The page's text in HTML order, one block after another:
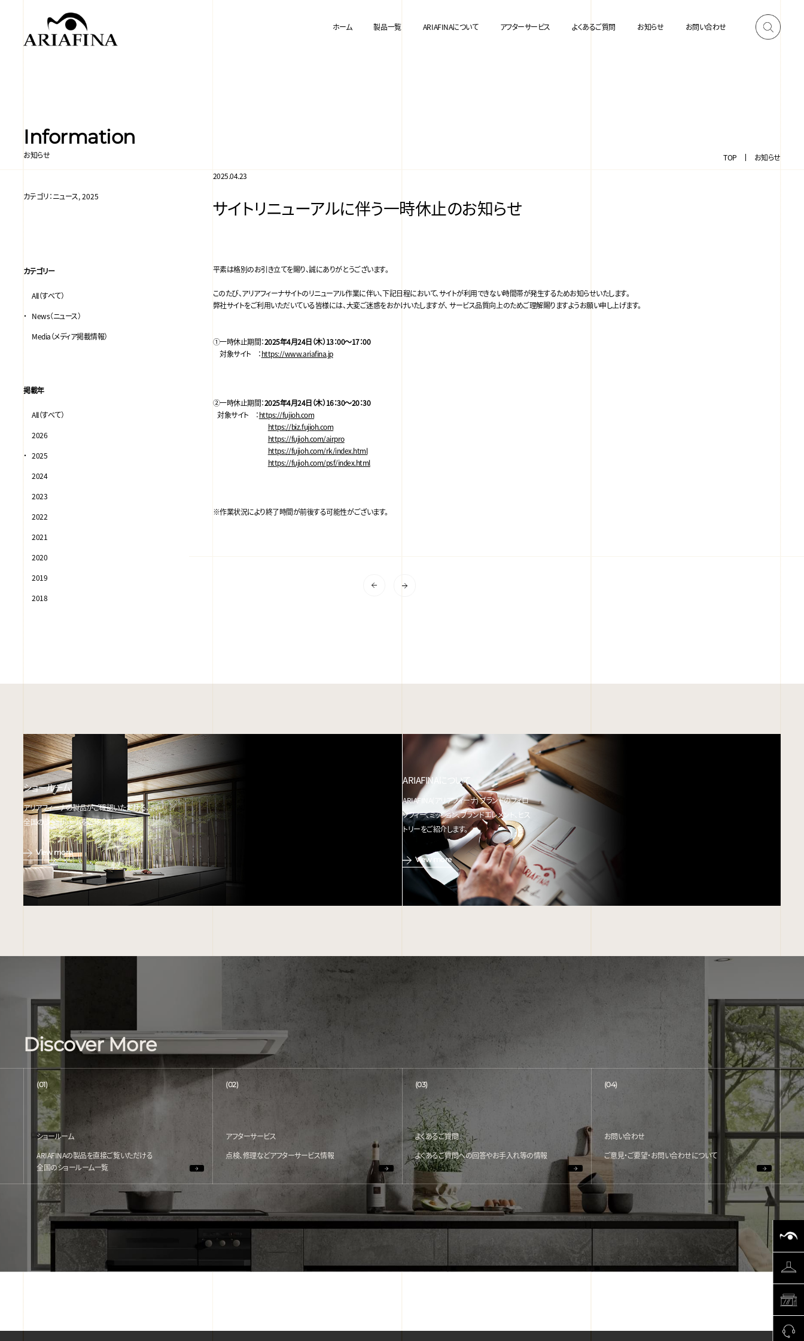
ホーム 製品一覧 ARIAFINAについて アフターサービス よくあるご質問 お知らせ お問い合わせ
Information
お知らせ TOP お知らせ
カテゴリ：ニュース, 2025
カテゴリー
All（すべて）
News（ニュース）
Media（メディア掲載情報）
掲載年
All（すべて）
2026
2025
2024
2023
2022
2021
2020
2019
2018
2025.04.23
サイトリニューアルに伴う一時休止のお知らせ
平素は格別のお引き立てを賜り、誠にありがとうございます。
このたび、アリアフィーナサイトのリニューアル作業に伴い、下記日程において、サイトが利用できない時間帯が発生するためお知らせいたします。
弊社サイトをご利用いただいている皆様には、大変ご迷惑をおかけいたしますが、 サービス品質向上のためご理解賜りますようお願い申し上げます。
①一時休止期間：2025年4月24日（木）13：00～17：00
対象サイト ：https://www.ariafina.jp
②一時休止期間：2025年4月24日（木）16：30～20：30
対象サイト ：https://fujioh.com
https://biz.fujioh.com
https://fujioh.com/airpro
https://fujioh.com/rk/index.html
https://fujioh.com/psf/index.html
※作業状況により終了時間が前後する可能性がございます。
ショールーム
アリアフィーナの製品がご確認いただける、
全国のショールームをご紹介します。
View more
ARIAFINAについて
ARIAFINA(アリアフィーナ) ブランドのフィロ
ソフィー、ミッション、ブランドエレメント、ヒス
トリーをご紹介します。
View more
Discover More
(01)
ショールーム
ARIAFINAの製品を直接ご覧いただける
全国のショールーム一覧
(02)
アフターサービス
点検、修理などアフターサービス情報
(03)
よくあるご質問
よくあるご質問への回答やお手入れ等の情報
(04)
お問い合わせ
ご意見・ご要望・お問い合わせについて